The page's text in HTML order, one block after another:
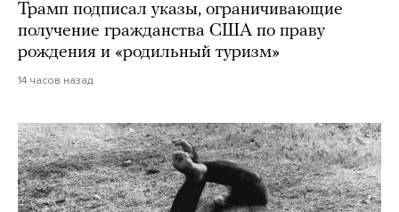
Трамп подписал указы, ограничивающие
получение гражданства США по праву
рождения и «родильный туризм»
14 часов назад